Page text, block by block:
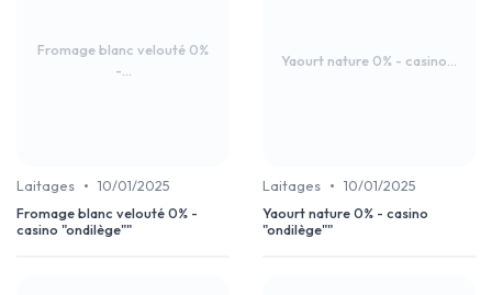
Fromage blanc velouté 0%
-...
Laitages • 10/01/2025
Fromage blanc velouté 0% -
casino "ondilège""
Yaourt nature 0% - casino...
Laitages • 10/01/2025
Yaourt nature 0% - casino
"ondilège""